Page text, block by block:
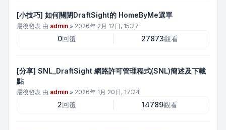
[小技巧] 如何關閉DraftSight的 HomeByMe選單
最後發表 由 admin » 2026年 2月 12日, 15:27
0回覆 27873觀看
[分享] SNL_DraftSight 網路許可管理程式(SNL)簡述及下載
點
最後發表 由 admin » 2026年 1月 20日, 17:24
2回覆 14789觀看